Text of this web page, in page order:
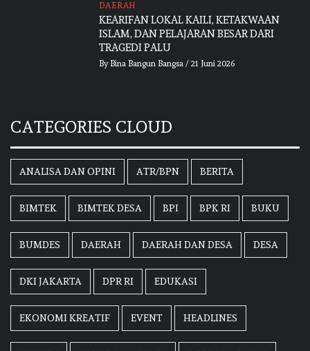
DAERAH
KEARIFAN LOKAL KAILI, KETAKWAAN
ISLAM, DAN PELAJARAN BESAR DARI
TRAGEDI PALU
By Bina Bangun Bangsa/ 21 Juni 2026
CATEGORIES CLOUD
ANALISA DAN OPINI ATR/BPN BERITA
BIMTEK BIMTEK DESA BPI BPK RI BUKU
BUMDES DAERAH DAERAH DAN DESA DESA
DKI JAKARTA DPR RI EDUKASI
EKONOMI KREATIF EVENT HEADLINES